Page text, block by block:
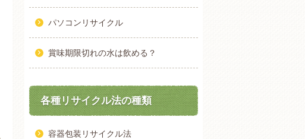
パソコンリサイクル
賞味期限切れの水は飲める？
各種リサイクル法の種類
容器包装リサイクル法